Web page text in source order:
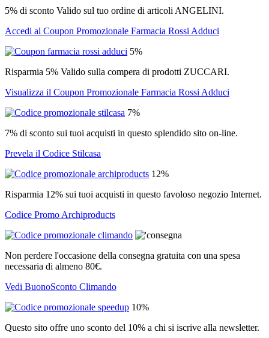
5% di sconto Valido sul tuo ordine di articoli ANGELINI.
Accedi al Coupon Promozionale Farmacia Rossi Adduci
5%
Risparmia 5% Valido sulla compera di prodotti ZUCCARI.
Visualizza il Coupon Promozionale Farmacia Rossi Adduci
7%
7% di sconto sui tuoi acquisti in questo splendido sito on-line.
Prevela il Codice Stilcasa
12%
Risparmia 12% sui tuoi acquisti in questo favoloso negozio Internet.
Codice Promo Archiproducts
Non perdere l'occasione della consegna gratuita con una spesa
necessaria di almeno 80€.
Vedi BuonoSconto Climando
10%
Questo sito offre uno sconto del 10% a chi si iscrive alla newsletter.